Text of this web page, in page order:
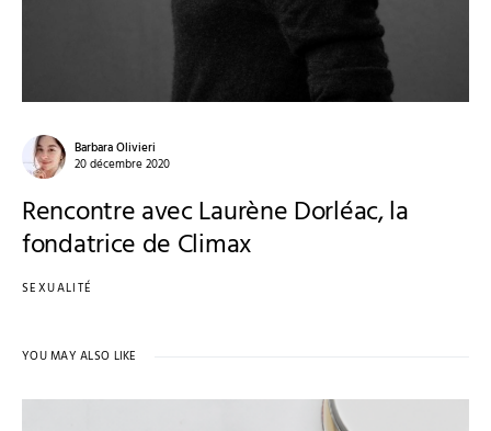
Barbara Olivieri
20 décembre 2020
Rencontre avec Laurène Dorléac, la
fondatrice de Climax
SEXUALITÉ
YOU MAY ALSO LIKE